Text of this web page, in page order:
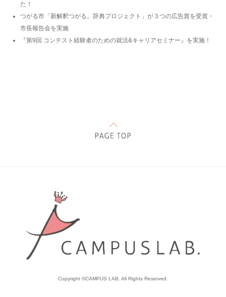
た！
つがる市「新解釈つがる。辞典プロジェクト」が３つの広告賞を受賞・
市長報告会を実施
『第9回 コンテスト経験者のための就活&キャリアセミナー』を実施！
Copyright ©CAMPUS LAB. All Rights Reserved.